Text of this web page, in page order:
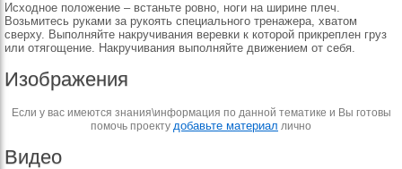
Исходное положение – встаньте ровно, ноги на ширине плеч.
Возьмитесь руками за рукоять специального тренажера, хватом
сверху. Выполняйте накручивания веревки к которой прикреплен груз
или отягощение. Накручивания выполняйте движением от себя.
Изображения
Если у вас имеются знания\информация по данной тематике и Вы готовы
помочь проекту добавьте материал лично
Видео